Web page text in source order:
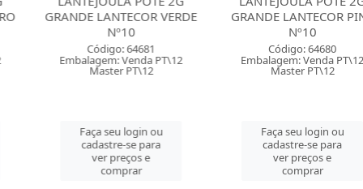
GRANDE LANTECOR VERDE
Código: 64681
Embalagem: Venda PT\12
Master PT\12
Faça seu login ou
cadastre-se para
ver preços e
comprar
GRANDE LANTECOR PINK
Código: 64680
Embalagem: Venda PT\12
Master PT\12
Faça seu login ou
cadastre-se para
ver preços e
comprar